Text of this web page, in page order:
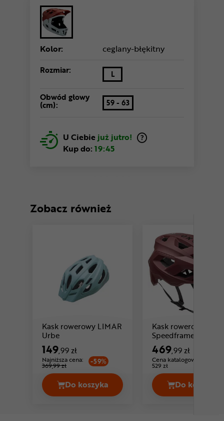
Kolor: ceglany-błękitny
Rozmiar: L
Obwód głowy
(cm): 59 - 63
U Ciebie już jutro!
Kup do: 19:45
Zobacz również
Kask rowerowy LIMAR
Urbe
Cena: 149 ,99 zł
149,99 zł
Najniższa cena:
369,99 zł -59%
Do koszyka
Kask rowerowy LIMAR Urbe Cena
Kask rowerowy FOX
Speedframe MIPS
469,99 zł
Cena katalogowa:
529 zł
Do koszyka
Kask